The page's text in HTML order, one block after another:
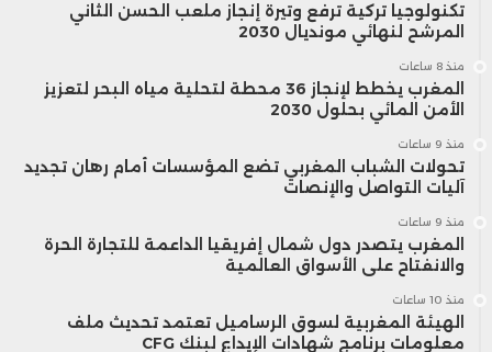
تكنولوجيا تركية ترفع وتيرة إنجاز ملعب الحسن الثاني
المرشح لنهائي مونديال 2030
منذ 8 ساعات
المغرب يخطط لإنجاز 36 محطة لتحلية مياه البحر لتعزيز
الأمن المائي بحلول 2030
منذ 9 ساعات
تحولات الشباب المغربي تضع المؤسسات أمام رهان تجديد
آليات التواصل والإنصات
منذ 9 ساعات
المغرب يتصدر دول شمال إفريقيا الداعمة للتجارة الحرة
والانفتاح على الأسواق العالمية
منذ 10 ساعات
الهيئة المغربية لسوق الرساميل تعتمد تحديث ملف
معلومات برنامج شهادات الإيداع لبنك CFG